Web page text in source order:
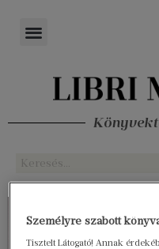
Személyre szabott
Tisztelt Látogató! Annak